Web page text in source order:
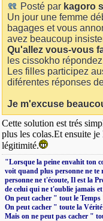
Posté par kagoro
Un jour une femme
bagages et vous
avez beaucoup
Qu'allez vous-vous
les cissokho
Les filles participez
diférentes réponses
Je m'excuse
Cette solution est trés
plus les colas.Et ensuite
légitimité.
‎"Lorsque la peine envahit ton
voit quand plus personne ne
personne ne t'écoute, Il est la
de celui qui ne t'oublie jamais
On peut cacher " tout le
On peut cacher " toute la
Mais on ne peut pas cacher "